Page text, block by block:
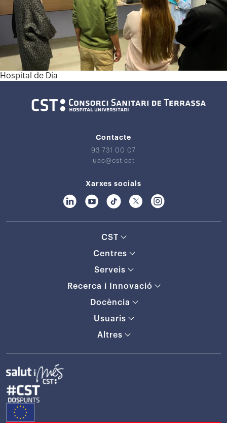
Hospital de Dia
Contacte
93 731 00 07
uac@cst.cat
Xarxes socials
CST
Centres
Serveis
Recerca i Innovació
Docència
Usuaris
Altres